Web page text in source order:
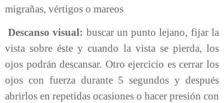
migrañas, vértigos o mareos
Descanso visual: buscar un punto lejano, fijar la
vista sobre éste y cuando la vista se pierda, los
ojos podrán descansar. Otro ejercicio es cerrar los
ojos con fuerza durante 5 segundos y después
abrirlos en repetidas ocasiones o hacer presión con